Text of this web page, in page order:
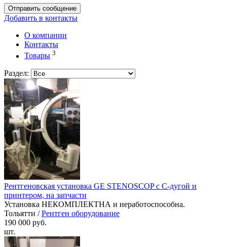
Отправить сообщение
Добавить в контакты
О компании
Контакты
Товары 3
Раздел:
Рентгеновская установка GE STENOSCOP с С-дугой и
принтером, на запчасти
Установка НЕКОМПЛЕКТНА и неработоспособна.
Тольятти /Рентген оборудование
190 000 руб.
шт.